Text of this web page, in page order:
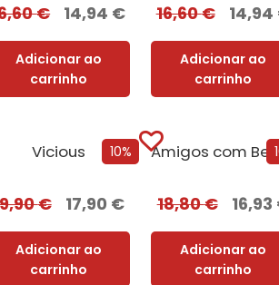
€ 14,94 €
Adicionar ao
carrinho
16,60€ 14,94
Adicionar ao
carrinho
10%
Vicious
€ 17,90 €
Adicionar ao
carrinho
18,80€ 16,93
Adicionar ao
carrinho